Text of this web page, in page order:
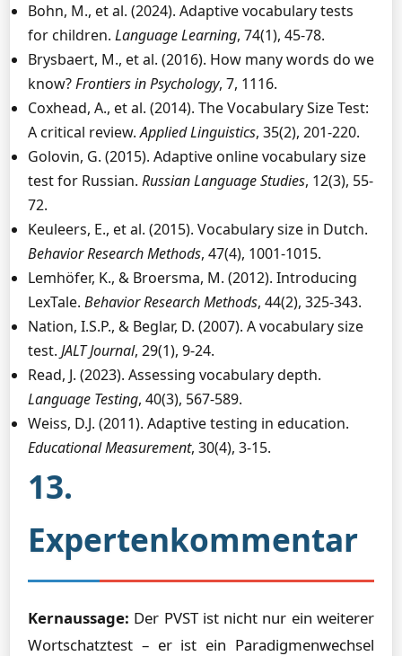
Bohn, M., et al. (2024). Adaptive vocabulary tests
for children. Language Learning, 74(1), 45-78.
Brysbaert, M., et al. (2016). How many words do we
know?Frontiers in Psychology, 7, 1116.
Coxhead, A., et al. (2014). The Vocabulary Size Test:
A critical review.Applied Linguistics, 35(2), 201-220.
Golovin, G. (2015). Adaptive online vocabulary size
test for Russian. Russian Language Studies, 12(3), 55-
72.
Keuleers, E., et al. (2015). Vocabulary size in Dutch.
Behavior Research Methods, 47(4), 1001-1015.
Lemhöfer, K., & Broersma, M. (2012). Introducing
LexTale. Behavior Research Methods, 44(2), 325-343.
Nation, I.S.P., & Beglar, D. (2007). A vocabulary size
test. JALT Journal, 29(1), 9-24.
Read, J. (2023). Assessing vocabulary depth.
Language Testing, 40(3), 567-589.
Weiss, D.J. (2011). Adaptive testing in education.
Educational Measurement, 30(4), 3-15.
13.
Expertenkommentar
Kernaussage: Der PVST ist nicht nur ein weiterer
Wortschatztest – er ist ein Paradigmenwechsel